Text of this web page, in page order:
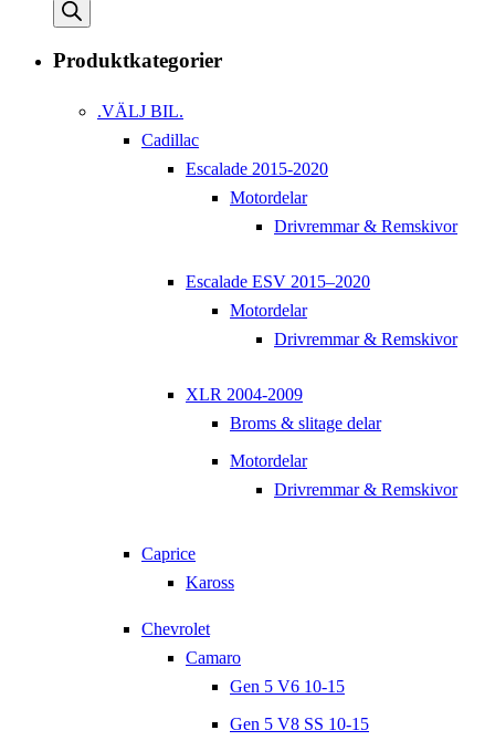
Produktkategorier
.VÄLJ BIL.
Cadillac
Escalade 2015-2020
Motordelar
Drivremmar & Remskivor
Escalade ESV 2015–2020
Motordelar
Drivremmar & Remskivor
XLR 2004-2009
Broms & slitage delar
Motordelar
Drivremmar & Remskivor
Caprice
Kaross
Chevrolet
Camaro
Gen 5 V6 10-15
Gen 5 V8 SS 10-15